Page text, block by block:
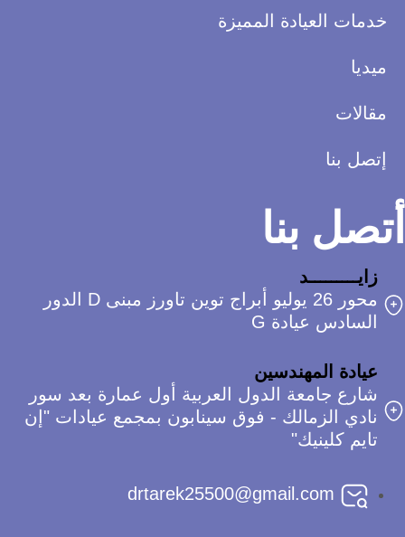
خدمات العيادة المميزة
ميديا
مقالات
إتصل بنا
بنا
زايـــــــــد
محور 26 يوليو أبراج توين تاورز مبنى D الدور
السادس عيادة G
عيادة المهندسين
شارع جامعة الدول العربية أول عمارة بعد سور
نادي الزمالك - فوق سينابون بمجمع عيادات "إن
تايم كلينيك"
drtarek25500@gmail.com